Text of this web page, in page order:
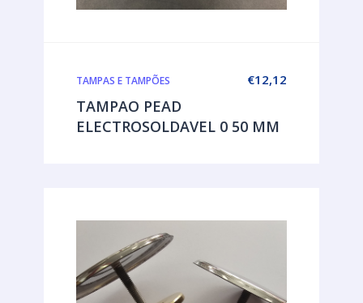
€12,12
TAMPAS E TAMPÕES
TAMPAO PEAD
ELECTROSOLDAVEL 0 50 MM